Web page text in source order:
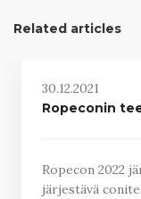
Related articles
30.12.2021
Ropeconin
Ropecon 2022
järjestävä